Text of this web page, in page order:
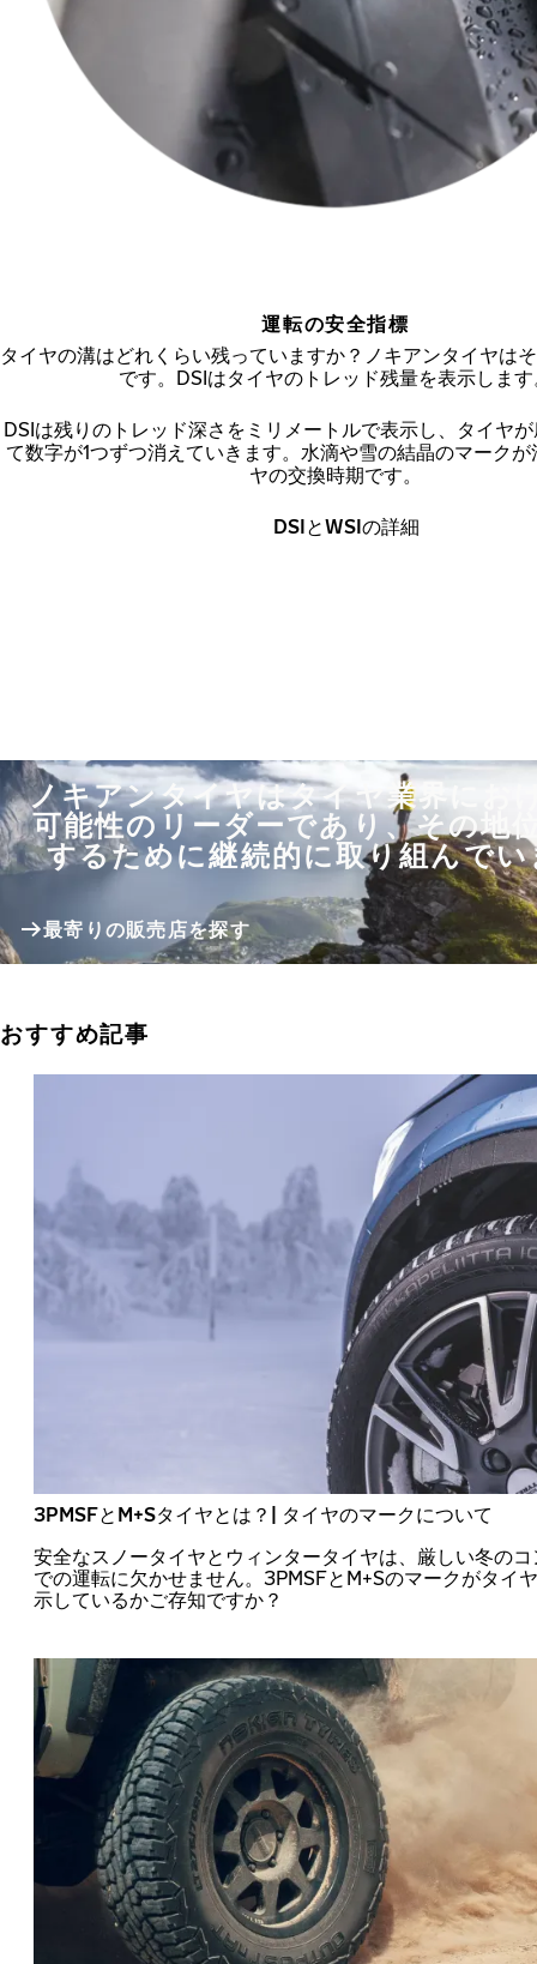
運転の安全指標
タイヤの溝はどれくらい残っていますか？ノキアンタイヤは
です。DSIはタイヤのトレッド残量を表示しま
DSIは残りのトレッド深さをミリメートルで表示し、タイヤ
て数字が1つずつ消えていきます。水滴や雪の結晶のマーク
ヤの交換時期です。
DSIとWSIの詳細
ノキアンタイヤはタイヤ業界にお
可能性のリーダーであり、その地
するために継続的に取り組んでい
最寄りの販売店を探す
おすすめ記事
3PMSFとM+Sタイヤとは？| タイヤのマークについて
安全なスノータイヤとウィンタータイヤは、厳しい冬の
での運転に欠かせません。3PMSFとM+Sのマークがタイ
示しているかご存知ですか？